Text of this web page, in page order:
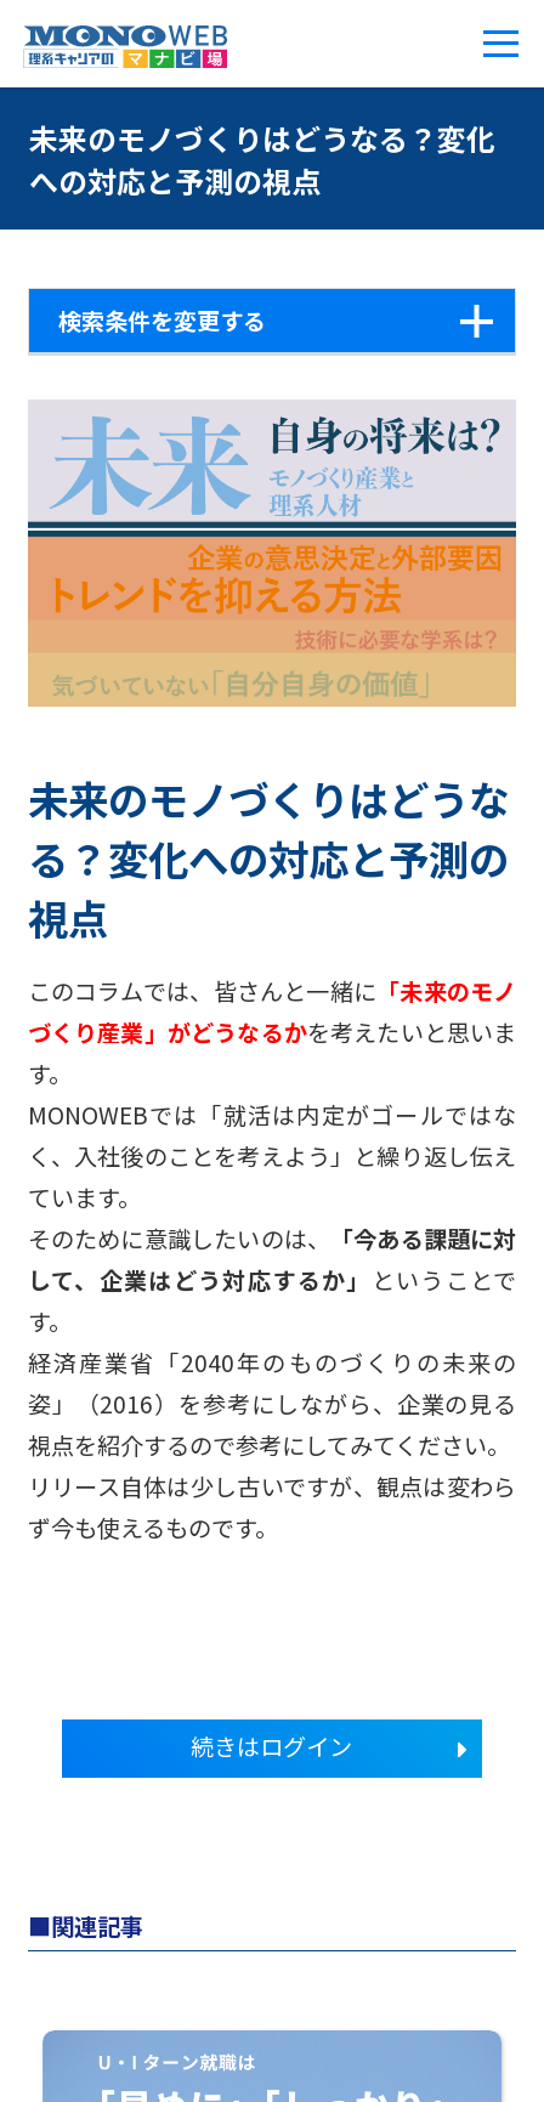
未来のモノづくりはどうなる？変化
への対応と予測の視点
検索条件を変更する
未来のモノづくりはどうな
る？変化への対応と予測の
視点
このコラムでは、皆さんと一緒に 「未来のモノ
づくり産業」がどうなるかを考えたいと思いま
す。
MONOWEBでは「就活は内定がゴールではな
く、入社後のことを考えよう」と繰り返し伝え
ています。
そのために意識したいのは、
「今ある課題に対
して、企業はどう対応するか」
ということで
す。
経済産業省「2040年のものづくりの未来の
姿」（2016）を参考にしながら、企業の見る
視点を紹介するので参考にしてみてください。
リリース自体は少し古いですが、観点は変わら
ず今も使えるものです。
続きはログイン
関連記事